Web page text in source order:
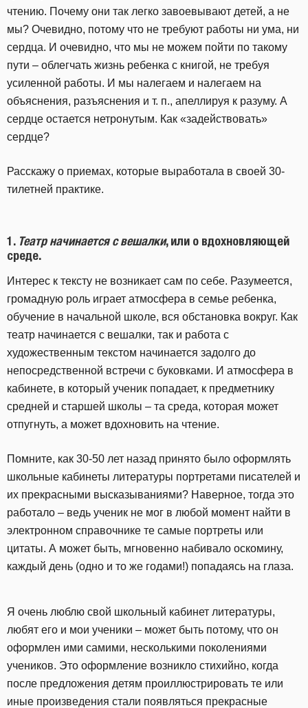
чтению. Почему они так легко завоевывают детей, а не
мы? Очевидно, потому что не требуют работы ни ума, ни
сердца. И очевидно, что мы не можем пойти по такому
пути – облегчать жизнь ребенка с книгой, не требуя
усиленной работы. И мы налегаем и налегаем на
объяснения, разъяснения и т. п., апеллируя к разуму. А
сердце остается нетронутым. Как «задействовать»
сердце?
Расскажу о приемах, которые выработала в своей 30-
тилетней практике.
1. Театр начинается с вешалки, или о вдохновляющей
среде.
Интерес к тексту не возникает сам по себе. Разумеется,
громадную роль играет атмосфера в семье ребенка,
обучение в начальной школе, вся обстановка вокруг. Как
театр начинается с вешалки, так и работа с
художественным текстом начинается задолго до
непосредственной встречи с буковками. И атмосфера в
кабинете, в который ученик попадает, к предметнику
средней и старшей школы – та среда, которая может
отпугнуть, а может вдохновить на чтение.
Помните, как 30-50 лет назад принято было оформлять
школьные кабинеты литературы портретами писателей и
их прекрасными высказываниями? Наверное, тогда это
работало – ведь ученик не мог в любой момент найти в
электронном справочнике те самые портреты или
цитаты. А может быть, мгновенно набивало оскомину,
каждый день (одно и то же годами!) попадаясь на глаза.
Я очень люблю свой школьный кабинет литературы,
любят его и мои ученики – может быть потому, что он
оформлен ими самими, несколькими поколениями
учеников. Это оформление возникло стихийно, когда
после предложения детям проиллюстрировать те или
иные произведения стали появляться прекрасные